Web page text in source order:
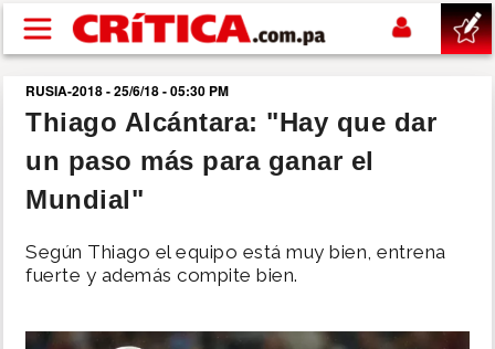
Pasar al contenido principal
buscar
SUCESOS
POLÍTICA
RUSIA-2018 - 25/6/18 - 05:30 PM
Thiago Alcántara: "Hay que dar
un paso más para ganar el
Mundial"
Según Thiago el equipo está muy bien, entrena
fuerte y además compite bien.